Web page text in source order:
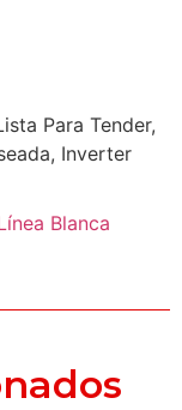
Para Tender,
Inverter
Blanca